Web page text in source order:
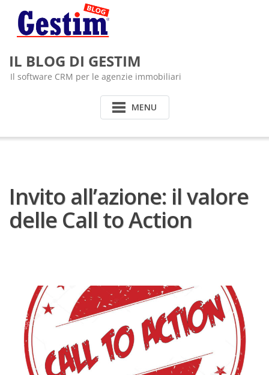
content
IL BLOG DI GESTIM
Il software CRM per le agenzie immobiliari
MENU
Invito all’azione: il valore
delle Call to Action